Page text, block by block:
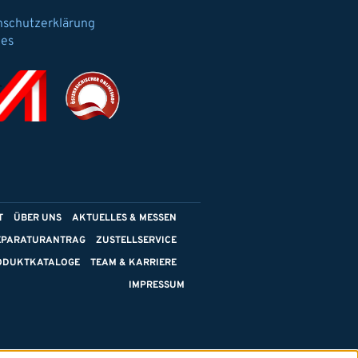
ÜBER UNS
AKTUELLES & MESSEN
ZUSTELLSERVICE
TEAM & KARRIERE
IMPRESSUM